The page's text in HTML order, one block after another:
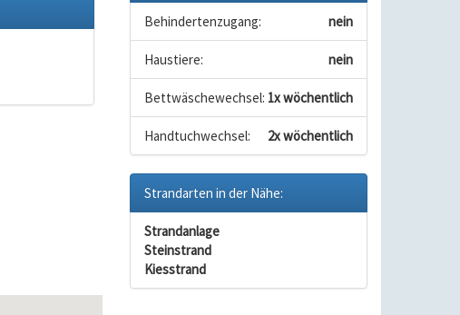
Behindertenzugang: nein
Haustiere: nein
Bettwäschewechsel: 1x wöchentlich
Handtuchwechsel: 2x wöchentlich
Strandarten in der Nähe:
Strandanlage
Steinstrand
Kiesstrand